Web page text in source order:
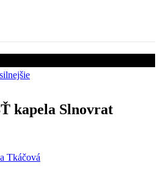
kapela Slnovrat
Tkáčová